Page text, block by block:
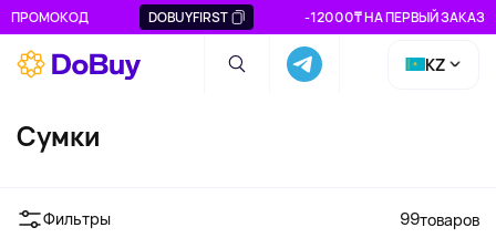
ПРОМОКОД DOBUYFIRST -12000₸ НА ПЕРВЫЙ ЗАКАЗ
KZ
Сумки
Фильтры 99товаров